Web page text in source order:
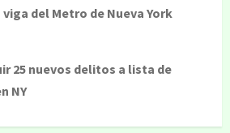
del Metro de Nueva York
25 nuevos delitos a lista de
NY